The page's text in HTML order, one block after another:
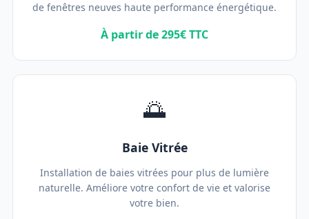
de fenêtres neuves haute performance énergétique.
À partir de 295€ TTC
🌅
Baie Vitrée
Installation de baies vitrées pour plus de lumière
naturelle. Améliore votre confort de vie et valorise
votre bien.